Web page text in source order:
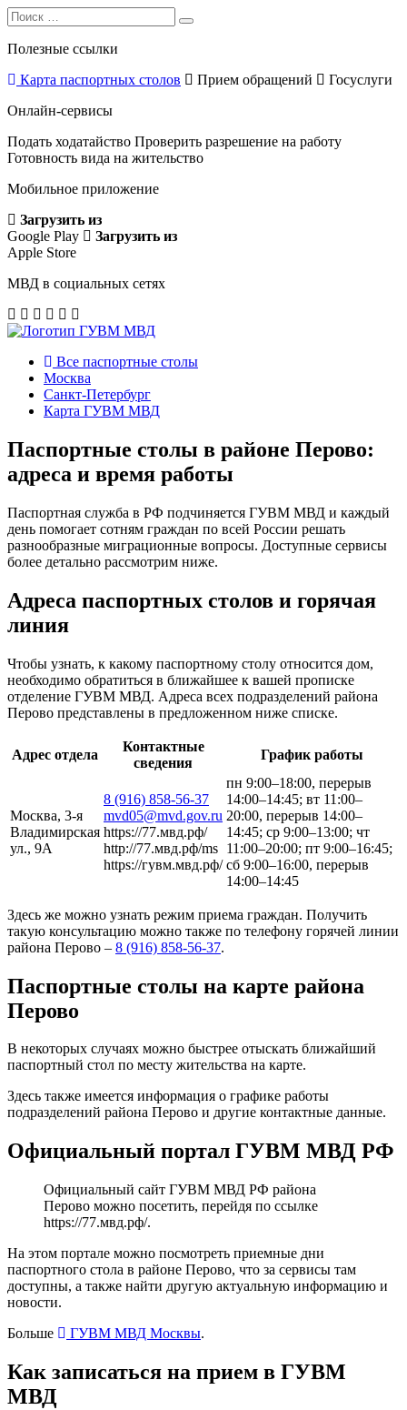
Search
for:
Search
Полезные ссылки
Карта паспортных столов
Прием обращений
Госуслуги
Онлайн-сервисы
Подать ходатайство Проверить разрешение на работу
Готовность вида на жительство
Мобильное приложение
Загрузить из
Google Play
Загрузить из
Apple Store
МВД в социальных сетях
Все паспортные столы
Москва
Санкт-Петербург
Карта ГУВМ МВД
Паспортные столы в районе Перово:
адреса и время работы
Паспортная служба в РФ подчиняется ГУВМ МВД и каждый
день помогает сотням граждан по всей России решать
разнообразные миграционные вопросы. Доступные сервисы
более детально рассмотрим ниже.
Адреса паспортных столов и горячая
линия
Чтобы узнать, к какому паспортному столу относится дом,
необходимо обратиться в ближайшее к вашей прописке
отделение ГУВМ МВД. Адреса всех подразделений района
Перово представлены в предложенном ниже списке.
Адрес отдела
Контактные
сведения
График работы
Москва, 3-я
Владимирская
ул., 9А
8 (916) 858-56-37
mvd05@mvd.gov.ru
https://77.мвд.рф/
http://77.мвд.рф/ms
https://гувм.мвд.рф/
пн 9:00–18:00, перерыв
14:00–14:45; вт 11:00–
20:00, перерыв 14:00–
14:45; ср 9:00–13:00; чт
11:00–20:00; пт 9:00–16:45;
сб 9:00–16:00, перерыв
14:00–14:45
Здесь же можно узнать режим приема граждан. Получить
такую консультацию можно также по телефону горячей линии
района Перово – 8 (916) 858-56-37.
Паспортные столы на карте района
Перово
В некоторых случаях можно быстрее отыскать ближайший
паспортный стол по месту жительства на карте.
Здесь также имеется информация о графике работы
подразделений района Перово и другие контактные данные.
Официальный портал ГУВМ МВД РФ
Официальный сайт ГУВМ МВД РФ района
Перово можно посетить, перейдя по ссылке
https://77.мвд.рф/.
На этом портале можно посмотреть приемные дни
паспортного стола в районе Перово, что за сервисы там
доступны, а также найти другую актуальную информацию и
новости.
Больше
ГУВМ МВД Москвы.
Как записаться на прием в ГУВМ
МВД